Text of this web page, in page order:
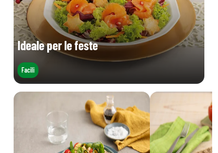
Ideale per le feste
Facili